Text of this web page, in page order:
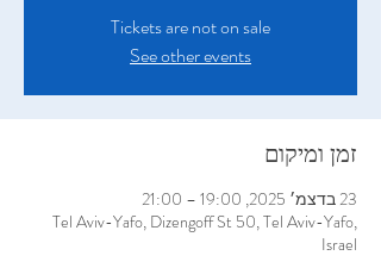
Tickets are not on sale
See other events
זמן ומיקום
23 בדצמ׳ 2025, 19:00 – 21:00
Tel Aviv-Yafo, Dizengoff St 50, Tel Aviv-Yafo,
Israel